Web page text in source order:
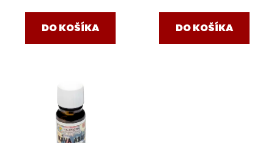
DO KOŠÍKA DO KOŠÍKA